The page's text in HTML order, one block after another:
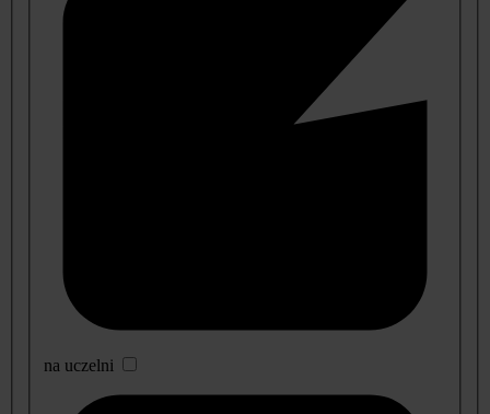
na uczelni